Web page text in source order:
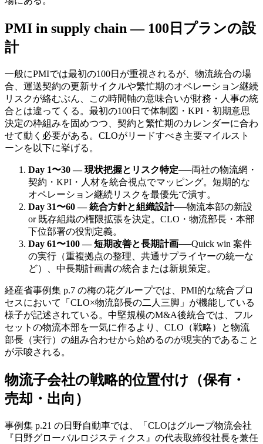
PMI in supply chain — 100日プランの設
計
一般にPMIでは最初の100日が重視されるが、物流統合の場
合、運送契約の更新サイクルや繁忙期のオペレーション継続
リスクが絡むぶん、この時間軸の意味合いが財務・人事の統
合とは違ってくる。最初の100日で体制図・KPI・初期意思
決定の枠組みを固めつつ、契約と繁忙期のカレンダーに合わ
せて動く必要がある。CLOがリードすべき主要マイルスト
ーンを以下に挙げる。
Day 1〜30 — 現状把握とリスク特定──両社の物流網・
契約・KPI・人材を統合視点でマッピング。短期的な
オペレーション継続リスクを最優先で潰す。
Day 31〜60 — 統合方針と組織設計──物流本部の新設
or 既存組織の権限拡張を決定。CLO・物流部長・本部
下位部署の役割定義。
Day 61〜100 — 短期改善と長期計画──Quick win 案件
の実行（重複拠点の整理、共通サプライヤーの統一な
ど）、中長期計画書の統合または新規策定。
経産省事例集 p.7 の梅の花グループでは、PMI的な統合プロ
セスにおいて「CLO×物流部長の二人三脚」が機能している
様子が記述されている。中堅規模のM&A後統合では、フル
セットの物流本部を一気に作るより、CLO（戦略）と物流
部長（実行）の組み合わせから始めるのが現実的であること
が示唆される。
物流子会社の戦略的位置付け（保有・
売却・出向）
事例集 p.21 の日野自動車では、「CLOはグループ物流会社
『日野グローバルロジスティクス』の代表取締役社長を兼任